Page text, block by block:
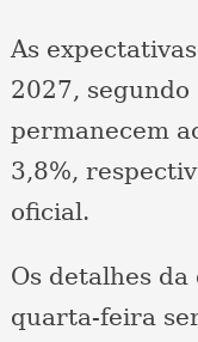
As
2027, segundo
permanecem
3,8%,
oficial.
Os detalhes
quarta-feira